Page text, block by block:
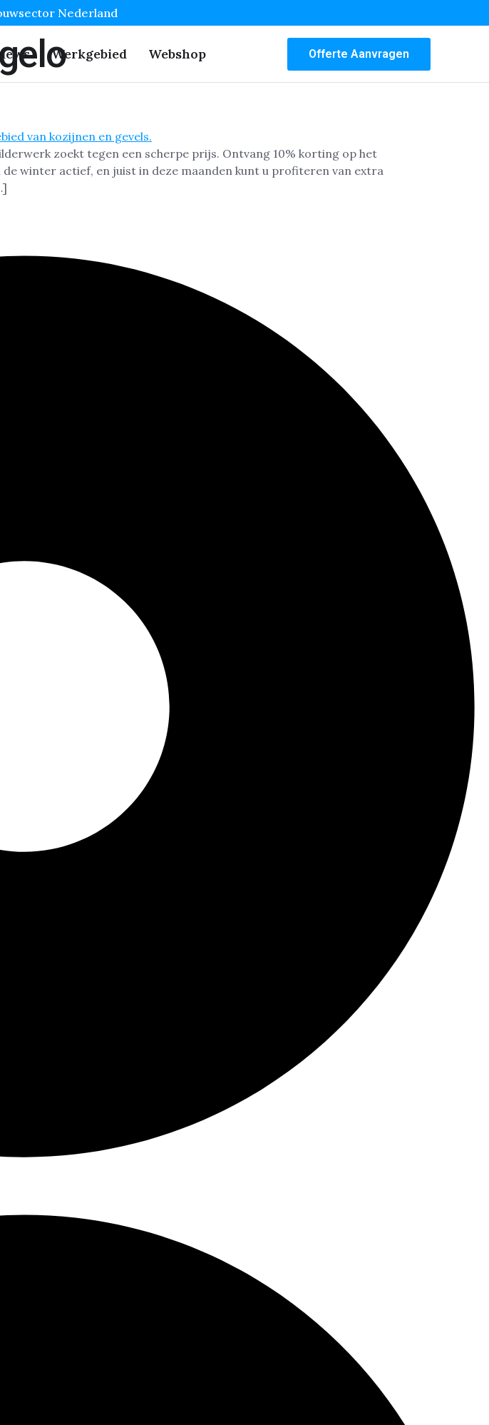
Nederland
Werkgebied Webshop Offerte Aanvragen
zoekt tegen een scherpe prijs. Ontvang 10% korting op het
winter actief, en juist in deze maanden kunt u profiteren van extra